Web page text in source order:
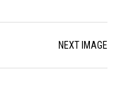
NEXT IMAGE